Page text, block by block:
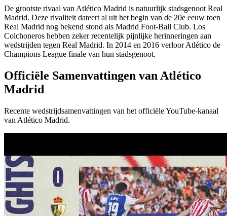
De grootste rivaal van Atlético Madrid is natuurlijk stadsgenoot Real
Madrid. Deze rivaliteit dateert al uit het begin van de 20e eeuw toen
Real Madrid nog bekend stond als Madrid Foot-Ball Club. Los
Colchoneros hebben zeker recentelijk pijnlijke herinneringen aan
wedstrijden tegen Real Madrid. In 2014 en 2016 verloor Atlético de
Champions League finale van hun stadsgenoot.
Officiële Samenvattingen van Atlético
Madrid
Recente wedstrijdsamenvattingen van het officiële YouTube-kanaal
van Atlético Madrid.